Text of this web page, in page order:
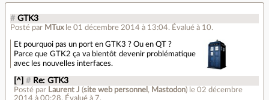
# GTK3
Posté par MTux le 01 décembre 2014 à 13:04. Évalué à 10.
Et pourquoi pas un port en GTK3 ? Ou en QT ?
Parce que GTK2 ça va bientôt devenir problématique
avec les nouvelles interfaces.
[^] # Re: GTK3
Posté par Laurent J (site web personnel , Mastodon) le 02 décembre
2014 à 00:28. Évalué à7.